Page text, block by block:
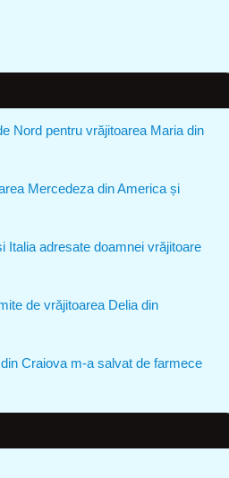
Nord pentru vrăjitoarea Maria din
Mercedeza din America și
Italia adresate doamnei vrăjitoare
de vrăjitoarea Delia din
Craiova m-a salvat de farmece